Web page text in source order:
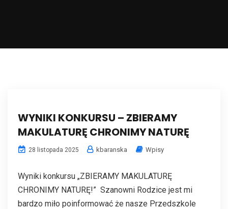
WYNIKI KONKURSU – ZBIERAMY
MAKULATURĘ CHRONIMY NATURĘ
28 listopada 2025 kbaranska Wpisy
Wyniki konkursu „ZBIERAMY MAKULATURĘ
CHRONIMY NATURĘ!” Szanowni Rodzice jest mi
bardzo miło poinformować że nasze Przedszkole